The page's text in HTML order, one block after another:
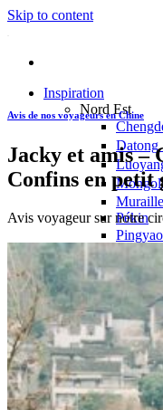
Skip to content
Inspiration
Nord Est
Datong
Pékin
Côte Est
Anhui
Jiangxi
Avis de nos voyageurs en Chine
Jacky et amis –
Confins en petit
Avis voyageur sur notre